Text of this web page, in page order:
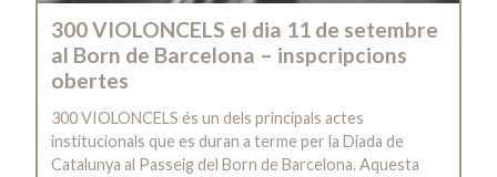
300 VIOLONCELS el dia 11 de setembre
al Born de Barcelona – inspcripcions
obertes
300 VIOLONCELS és un dels principals actes
institucionals que es duran a terme per la Diada de
Catalunya al Passeig del Born de Barcelona. Aquesta